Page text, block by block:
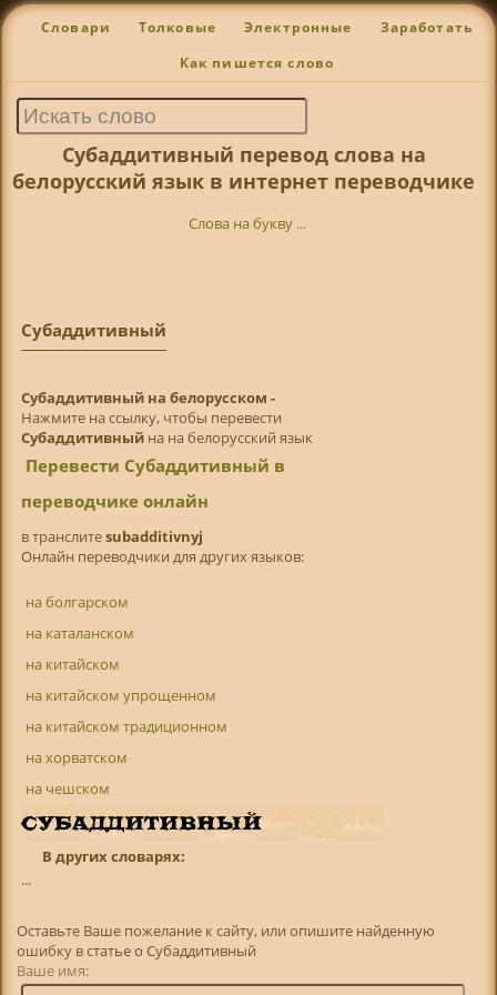
Словари Толковые Электронные Заработать
Как пишется слово
Субаддитивный перевод слова на
белорусский язык в интернет переводчике
Слова на букву ...
Субаддитивный
Субаддитивный на белорусском -
Нажмите на ссылку, чтобы перевести
Субаддитивныйна на белорусский язык
Перевести Субаддитивный в
переводчике онлайн
в транслитesubadditivnyj
Онлайн переводчики для других языков:
на болгарском
на каталанском
на китайском
на китайском упрощенном
на китайском традиционном
на хорватском
на чешском
В других словарях:
...
Оставьте Ваше пожелание к сайту, или опишите найденную
ошибку в статье о Субаддитивный
Ваше имя: